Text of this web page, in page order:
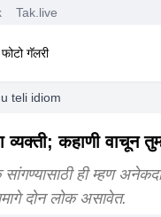
Tak.live
फोटो गॅलरी
teli idiom
कहाणी वाचून
ही म्हण
दोन लोक असावेत.